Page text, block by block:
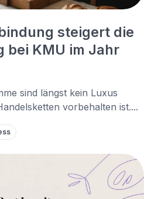
steigert die
bei KMU im Jahr
sind längst kein Luxus
vorbehalten ist....